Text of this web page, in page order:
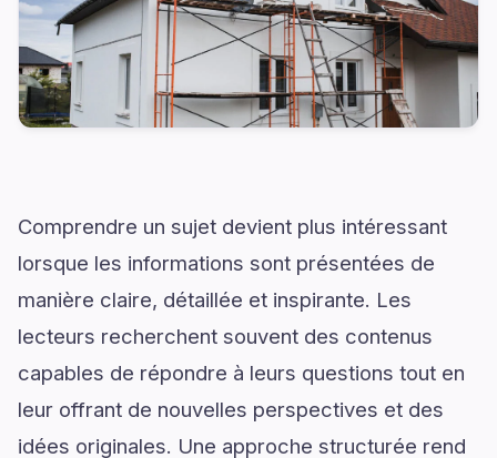
Comprendre un sujet devient plus intéressant
lorsque les informations sont présentées de
manière claire, détaillée et inspirante. Les
lecteurs recherchent souvent des contenus
capables de répondre à leurs questions tout en
leur offrant de nouvelles perspectives et des
idées originales. Une approche structurée rend